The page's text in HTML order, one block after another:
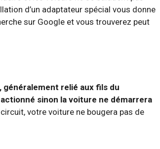
d’un adaptateur spécial vous donne
sur Google et vous trouverez peut
relié aux fils du
sinon la voiture ne démarrera
votre voiture ne bougera pas de